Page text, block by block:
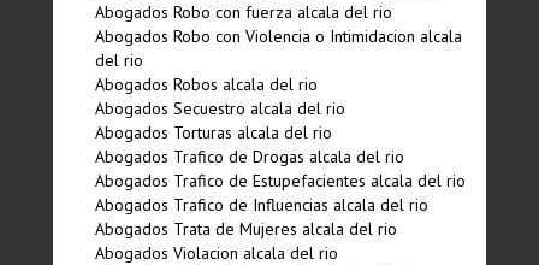
Abogados Robo con fuerza alcala del rio
Abogados Robo con Violencia o Intimidacion alcala
del rio
Abogados Robos alcala del rio
Abogados Secuestro alcala del rio
Abogados Torturas alcala del rio
Abogados Trafico de Drogas alcala del rio
Abogados Trafico de Estupefacientes alcala del rio
Abogados Trafico de Influencias alcala del rio
Abogados Trata de Mujeres alcala del rio
Abogados Violacion alcala del rio